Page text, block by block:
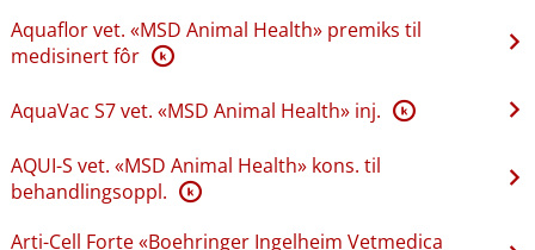
Aquaflor vet. «MSD Animal Health» premiks til
medisinert fôr K
AquaVac S7 vet. «MSD Animal Health» inj. K
AQUI-S vet. «MSD Animal Health» kons. til
behandlingsoppl. K
Arti-Cell Forte «Boehringer Ingelheim Vetmedica